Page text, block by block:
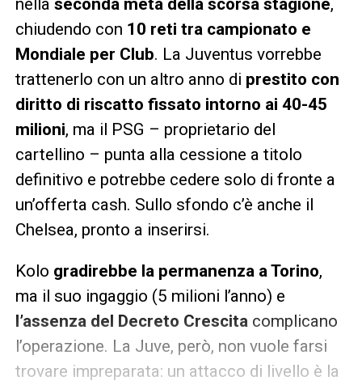
chiudendo con 10 reti tra campionato e
Mondiale per Club. La Juventus vorrebbe
trattenerlo con un altro anno di prestito con
diritto di riscatto fissato intorno ai 40-45
milioni, ma il PSG – proprietario del
cartellino – punta alla cessione a titolo
definitivo e potrebbe cedere solo di fronte a
un’offerta cash. Sullo sfondo c’è anche il
Chelsea, pronto a inserirsi.
Kolo gradirebbe la permanenza a Torino,
ma il suo ingaggio (5 milioni l’anno) e
l’assenza del Decreto Crescita complicano
l’operazione. La Juve, però, non vuole farsi
trovare impreparata: un attacco di livello è la